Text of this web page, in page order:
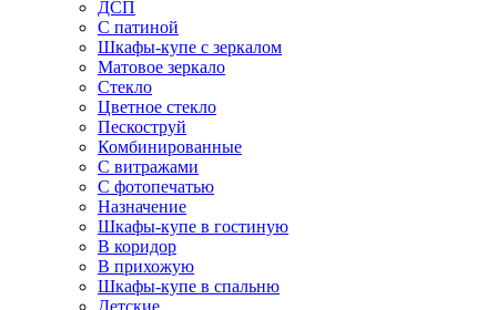
ДСП
С патиной
Шкафы-купе с зеркалом
Матовое зеркало
Стекло
Цветное стекло
Пескоструй
Комбинированные
С витражами
С фотопечатью
Назначение
Шкафы-купе в гостиную
В коридор
В прихожую
Шкафы-купе в спальню
Детские